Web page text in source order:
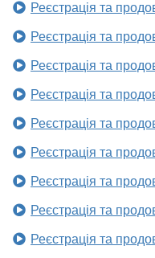
Реєстрація та
Реєстрація та
Реєстрація та
Реєстрація та
Реєстрація та
Реєстрація та
Реєстрація та
Реєстрація та
Реєстрація та